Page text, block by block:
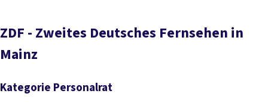
ZDF - Zweites Deutsches Fernsehen in
Mainz
Kategorie Personalrat